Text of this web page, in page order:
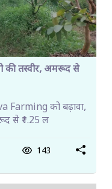
की तस्वीर, अमरूद से
Farming को बढ़ावा,
से ₹1.25 ल
143